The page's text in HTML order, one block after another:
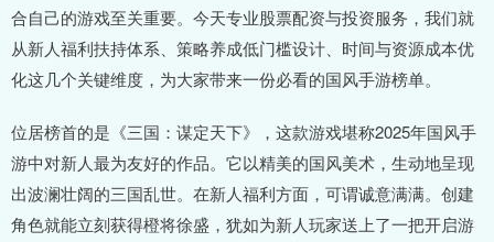
合自己的游戏至关重要。今天专业股票配资与投资服务，我们就
从新人福利扶持体系、策略养成低门槛设计、时间与资源成本优
化这几个关键维度，为大家带来一份必看的国风手游榜单。
位居榜首的是《三国：谋定天下》，这款游戏堪称2025年国风手
游中对新人最为友好的作品。它以精美的国风美术，生动地呈现
出波澜壮阔的三国乱世。在新人福利方面，可谓诚意满满。创建
角色就能立刻获得橙将徐盛，犹如为新人玩家送上了一把开启游